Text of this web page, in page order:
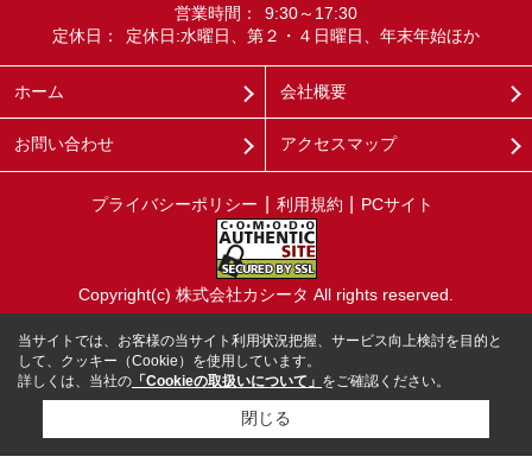
営業時間：
9:30～17:30
定休日：
定休日:水曜日、第２・４日曜日、年末年始ほか
ホーム 会社概要
お問い合わせ アクセスマップ
プライバシーポリシー 利用規約 PCサイト
Copyright(c) 株式会社カシータ All rights reserved.
当サイトでは、お客様の当サイト利用状況把握、サービス向上検討を目的と
して、クッキー（Cookie）を使用しています。
詳しくは、当社の 「Cookieの取扱いについて」 をご確認ください。
閉じる